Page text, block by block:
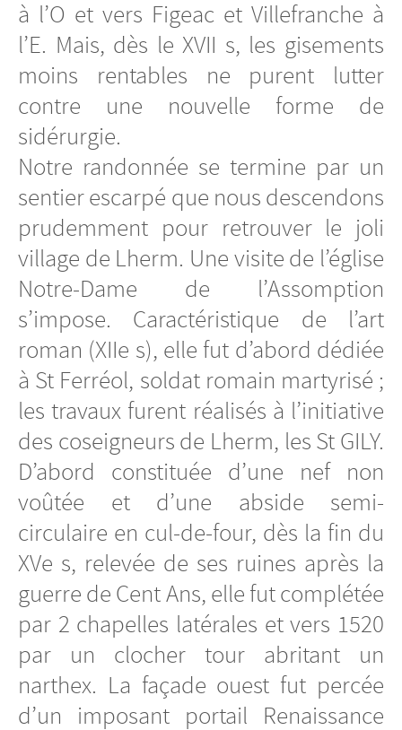
à l’O et vers Figeac et Villefranche à
l’E. Mais, dès le XVII s, les gisements
moins rentables ne purent lutter
contre une nouvelle forme de
sidérurgie.
Notre randonnée se termine par un
sentier escarpé que nous descendons
prudemment pour retrouver le joli
village de Lherm. Une visite de l’église
Notre-Dame de l’Assomption
s’impose. Caractéristique de l’art
roman (XIIe s), elle fut d’abord dédiée
à St Ferréol, soldat romain martyrisé ;
les travaux furent réalisés à l’initiative
des coseigneurs de Lherm, les St GILY.
D’abord constituée d’une nef non
voûtée et d’une abside semi-
circulaire en cul-de-four, dès la fin du
XVe s, relevée de ses ruines après la
guerre de Cent Ans, elle fut complétée
par 2 chapelles latérales et vers 1520
par un clocher tour abritant un
narthex. La façade ouest fut percée
d’un imposant portail Renaissance